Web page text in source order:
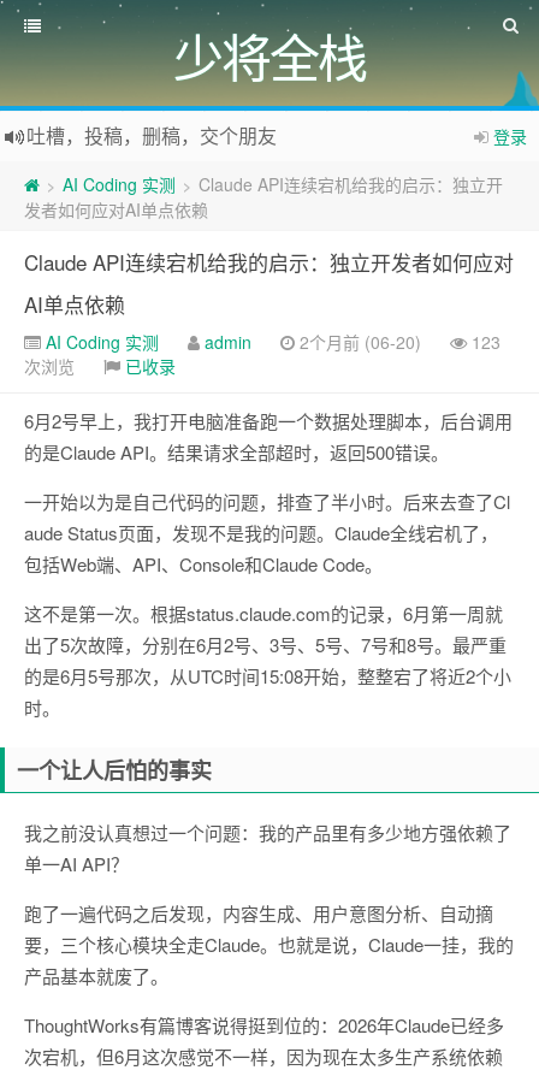
少将全栈
登录
吐槽，投稿，删稿，交个朋友
欢迎访问少将全栈，学会感恩，乐于付出，珍惜缘份，成就彼此、推荐使用最新版火狐浏览器和Chrome浏览器访问本网站。
> AI Coding 实测 > Claude API连续宕机给我的启示：独立开
发者如何应对AI单点依赖
Claude API连续宕机给我的启示：独立开发者如何应对
AI单点依赖
AI Coding 实测 admin 2个月前 (06-20)
123
次浏览
已收录
6月2号早上，我打开电脑准备跑一个数据处理脚本，后台调用
的是Claude API。结果请求全部超时，返回500错误。
一开始以为是自己代码的问题，排查了半小时。后来去查了Cl
aude Status页面，发现不是我的问题。Claude全线宕机了，
包括Web端、API、Console和Claude Code。
这不是第一次。根据status.claude.com的记录，6月第一周就
出了5次故障，分别在6月2号、3号、5号、7号和8号。最严重
的是6月5号那次，从UTC时间15:08开始，整整宕了将近2个小
时。
一个让人后怕的事实
我之前没认真想过一个问题：我的产品里有多少地方强依赖了
单一AI API？
跑了一遍代码之后发现，内容生成、用户意图分析、自动摘
要，三个核心模块全走Claude。也就是说，Claude一挂，我的
产品基本就废了。
ThoughtWorks有篇博客说得挺到位的：2026年Claude已经多
次宕机，但6月这次感觉不一样，因为现在太多生产系统依赖